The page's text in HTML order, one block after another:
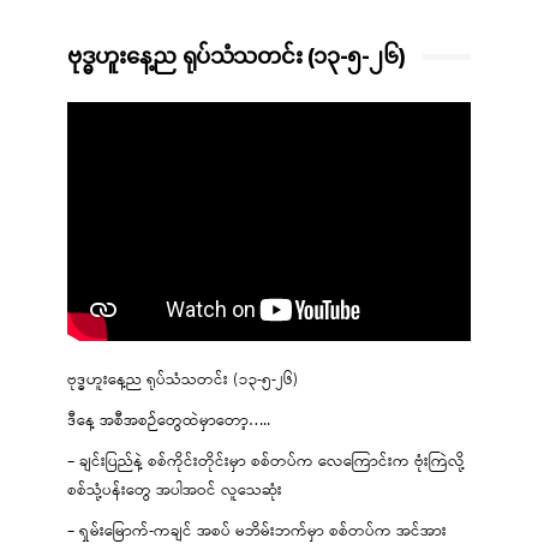
ဗုဒ္ဓဟူးနေ့ည ရုပ်သံသတင်း (၁၃-၅-၂၆)
ဗုဒ္ဓဟူးနေ့ည ရုပ်သံသတင်း (၁၃-၅-၂၆)
ဒီနေ့ အစီအစဉ်တွေထဲမှာတော့…..
– ချင်းပြည်နဲ့ စစ်ကိုင်းတိုင်းမှာ စစ်တပ်က လေကြောင်းက ဗုံးကြဲလို့
စစ်သုံ့ပန်းတွေ အပါအဝင် လူသေဆုံး
– ရှမ်းမြောက်-ကချင် အစပ် မဘိမ်းဘက်မှာ စစ်တပ်က အင်အား